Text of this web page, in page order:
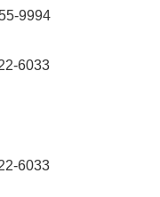
9994
6033
6033